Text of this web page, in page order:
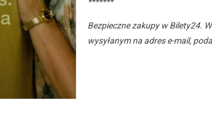
Bezpieczne zakupy w Bilety24.
wysyłanym na adres e-mail,